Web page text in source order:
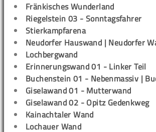
Fränkisches Wunderland
Riegelstein 03 - Sonntagsfahrer
Stierkampfarena
Neudorfer Hauswand | Neudorfer
Lochbergwand
Erinnerungswand 01 - Linker Teil
Buchenstein 01 - Nebenmassiv |
Giselawand 01 - Mutterwand
Giselawand 02 - Opitz Gedenkweg
Kainachtaler Wand
Lochauer Wand